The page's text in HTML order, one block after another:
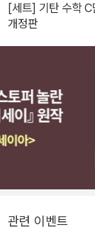
[세트] 기탄 수학
개정판
관련 이벤트